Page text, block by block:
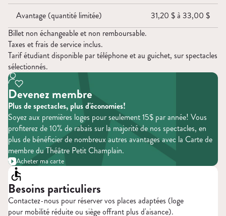
Avantage (quantité limitée)
31,20 $ à 33,00 $
Billet non échangeable et non remboursable.
Taxes et frais de service inclus.
Tarif étudiant disponible par téléphone et au guichet, sur spectacles
sélectionnés.
Devenez membre
Plus de spectacles, plus d'économies!
Soyez aux premières loges pour seulement 15$ par année! Vous
profiterez de 10% de rabais sur la majorité de nos spectacles, en
plus de bénéficier de nombreux autres avantages avec la Carte de
membre du Théâtre Petit Champlain.
Acheter ma carte
Besoins particuliers
Contactez-nous pour réserver vos places adaptées (loge
pour mobilité réduite ou siège offrant plus d'aisance).